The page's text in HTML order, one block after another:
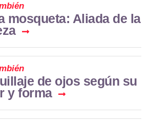
mosqueta: Aliada de la
de ojos según su
y forma